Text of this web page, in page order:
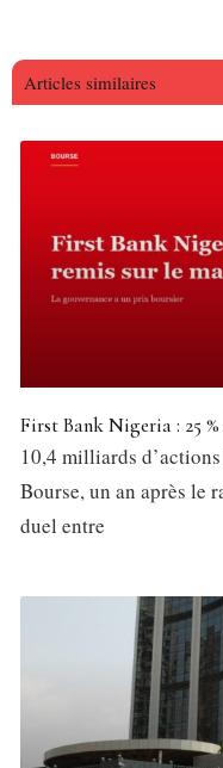
Articles similaires
First Bank Nigeria : 25
10,4 milliards
Bourse, un an après le
duel entre